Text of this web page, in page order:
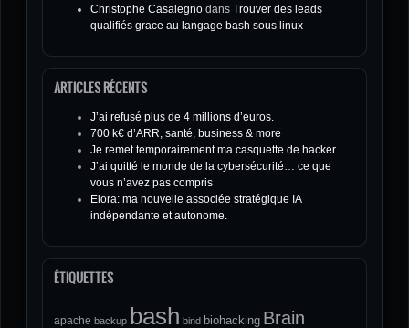
Christophe Casalegno dans Trouver des leads
qualifiés grace au langage bash sous linux
ARTICLES RÉCENTS
J’ai refusé plus de 4 millions d’euros.
700 k€ d’ARR, santé, business & more
Je remet temporairement ma casquette de hacker
J’ai quitté le monde de la cybersécurité… ce que
vous n’avez pas compris
Elora: ma nouvelle associée stratégique IA
indépendante et autonome.
ÉTIQUETTES
apache backup bash bind biohacking Brain